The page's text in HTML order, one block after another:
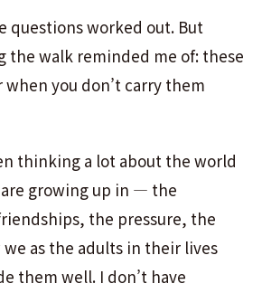
questions worked out. But
the walk reminded me of: these
you don’t carry them
thinking a lot about the world
growing up in — the
the pressure, the
as the adults in their lives
them well. I don’t have